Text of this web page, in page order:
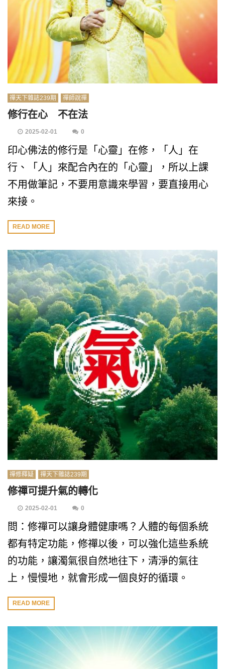
禪天下雜誌239期 禪師說禪
修行在心 不在法
2025-02-01 0
印心佛法的修行是「心靈」在修，「人」在
行、「人」來配合內在的「心靈」，所以上課
不用做筆記，不要用意識來學習，要直接用心
來接。
READ MORE
禪修釋疑 禪天下雜誌239期
修禪可提升氣的轉化
2025-02-01 0
問：修禪可以讓身體健康嗎？人體的每個系統
都有特定功能，修禪以後，可以強化這些系統
的功能，讓濁氣很自然地往下，清淨的氣往
上，慢慢地，就會形成一個良好的循環。
READ MORE